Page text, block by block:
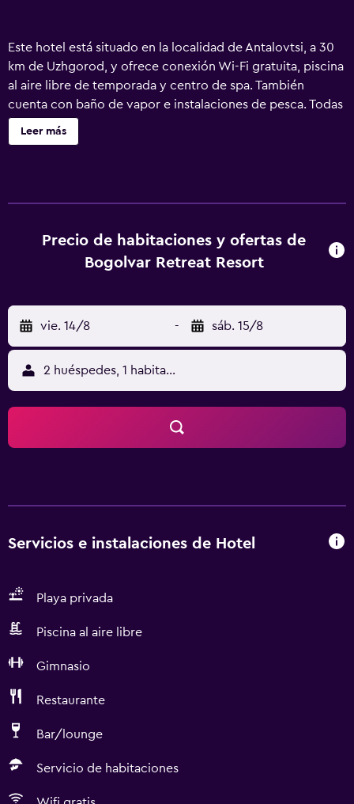
Este hotel está situado en la localidad de Antalovtsi, a 30
km de Uzhgorod, y ofrece conexión Wi-Fi gratuita, piscina
al aire libre de temporada y centro de spa. También
cuenta con baño de vapor e instalaciones de pesca. Todas
las habitaciones del Bogolvar Retreat Resort - Курорт для
усамітнення "Богольвар" presentan un diseño clásico y
amplia gama de tratamientos de belleza, masajes y
hammam. El establecimiento también cuenta con bañera
minutos en coche del castillo de Uzhgorod y a 40 minutos
en coche del aeropuerto de Uzhgorod. Se ofrece servicio
de traslado bajo petición. La cena de gala no está incluida
en el precio.
Leer más
Precio de habitaciones y ofertas de
Bogolvar Retreat Resort
vie. 14/8 - sáb. 15/8
2 huéspedes, 1 habitación
Servicios e instalaciones de Hotel
Playa privada
Piscina al aire libre
Gimnasio
Restaurante
Bar/lounge
Servicio de habitaciones